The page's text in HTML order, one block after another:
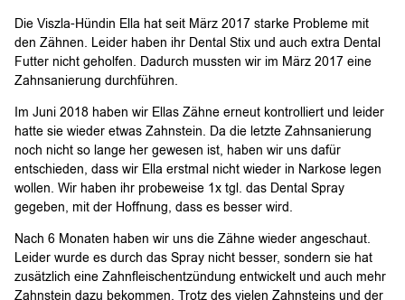
Die Viszla-Hündin Ella hat seit März 2017 starke Probleme mit
den Zähnen. Leider haben ihr Dental Stix und auch extra Dental
Futter nicht geholfen. Dadurch mussten wir im März 2017 eine
Zahnsanierung durchführen.
Im Juni 2018 haben wir Ellas Zähne erneut kontrolliert und leider
hatte sie wieder etwas Zahnstein. Da die letzte Zahnsanierung
noch nicht so lange her gewesen ist, haben wir uns dafür
entschieden, dass wir Ella erstmal nicht wieder in Narkose legen
wollen. Wir haben ihr probeweise 1x tgl. das Dental Spray
gegeben, mit der Hoffnung, dass es besser wird.
Nach 6 Monaten haben wir uns die Zähne wieder angeschaut.
Leider wurde es durch das Spray nicht besser, sondern sie hat
zusätzlich eine Zahnfleischentzündung entwickelt und auch mehr
Zahnstein dazu bekommen. Trotz des vielen Zahnsteins und der